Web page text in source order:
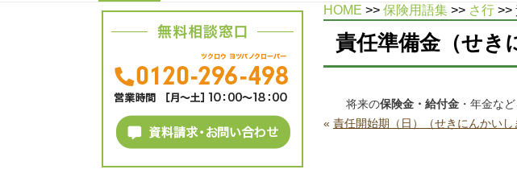
HOME >> 保険用語集 >> さ行 >>
責任準備金（せき
将来の保険金・給付金 ・年金な
« 責任開始期（日）（せきにんかいし